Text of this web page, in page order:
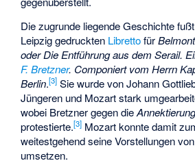
Die zugrunde liegende Geschichte
Leipzig gedruckten Librettofür
oder Die Entführung aus dem Serail.
F. Bretzner. Componiert vom Herrn
Berlin.[3] Sie wurde von Johann
Jüngeren und Mozart stark
wobei Bretzner gegen die
protestierte.[3] Mozart konnte damit
weitestgehend seine Vorstellungen
umsetzen.